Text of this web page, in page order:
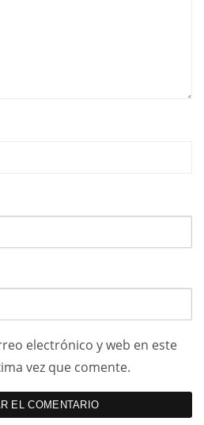
electrónico y web en este
vez que comente.